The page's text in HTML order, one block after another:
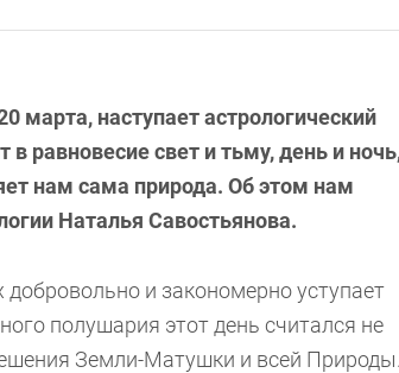
марта, наступает астрологический
в равновесие свет и тьму, день и
нам сама природа. Об этом нам
Наталья Савостьянова.
и закономерно уступает
полушария этот день считался не
Земли-Матушки и всей Природы.